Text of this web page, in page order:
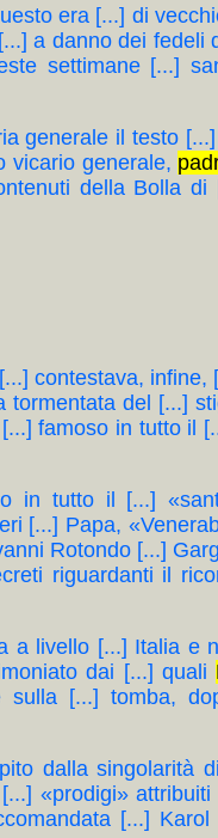
era [...] di
a danno dei fedeli
settimane [...]
generale il testo
vicario generale,
della Bolla
contestava,
tormentata del [...]
famoso in tutto il
in tutto il [...]
[...] Papa,
Rotondo [...]
riguardanti il
livello [...] Italia
dai [...] quali
[...] tomba,
dalla
«prodigi» attribuiti
[...]